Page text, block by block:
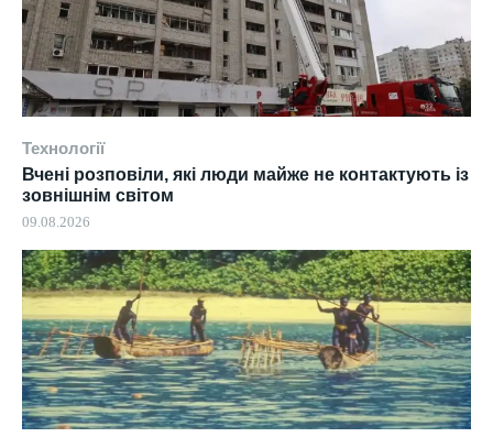
Технології
Вчені розповіли, які люди майже не контактують із
зовнішнім світом
09.08.2026